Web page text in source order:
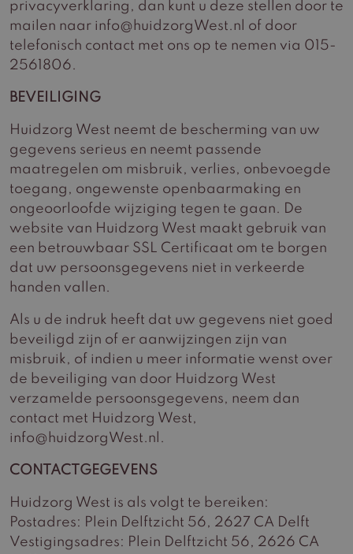
privacyverklaring, dan kunt u deze stellen door te
mailen naar info@huidzorgWest.nl of door
telefonisch contact met ons op te nemen via 015-
2561806.
BEVEILIGING
Huidzorg West neemt de bescherming van uw
gegevens serieus en neemt passende
maatregelen om misbruik, verlies, onbevoegde
toegang, ongewenste openbaarmaking en
ongeoorloofde wijziging tegen te gaan. De
website van Huidzorg West maakt gebruik van
een betrouwbaar SSL Certificaat om te borgen
dat uw persoonsgegevens niet in verkeerde
handen vallen.
Als u de indruk heeft dat uw gegevens niet goed
beveiligd zijn of er aanwijzingen zijn van
misbruik, of indien u meer informatie wenst over
de beveiliging van door Huidzorg West
verzamelde persoonsgegevens, neem dan
contact met Huidzorg West,
info@huidzorgWest.nl.
CONTACTGEGEVENS
Huidzorg West is als volgt te bereiken:
Postadres: Plein Delftzicht 56, 2627 CA Delft
Vestigingsadres: Plein Delftzicht 56, 2626 CA